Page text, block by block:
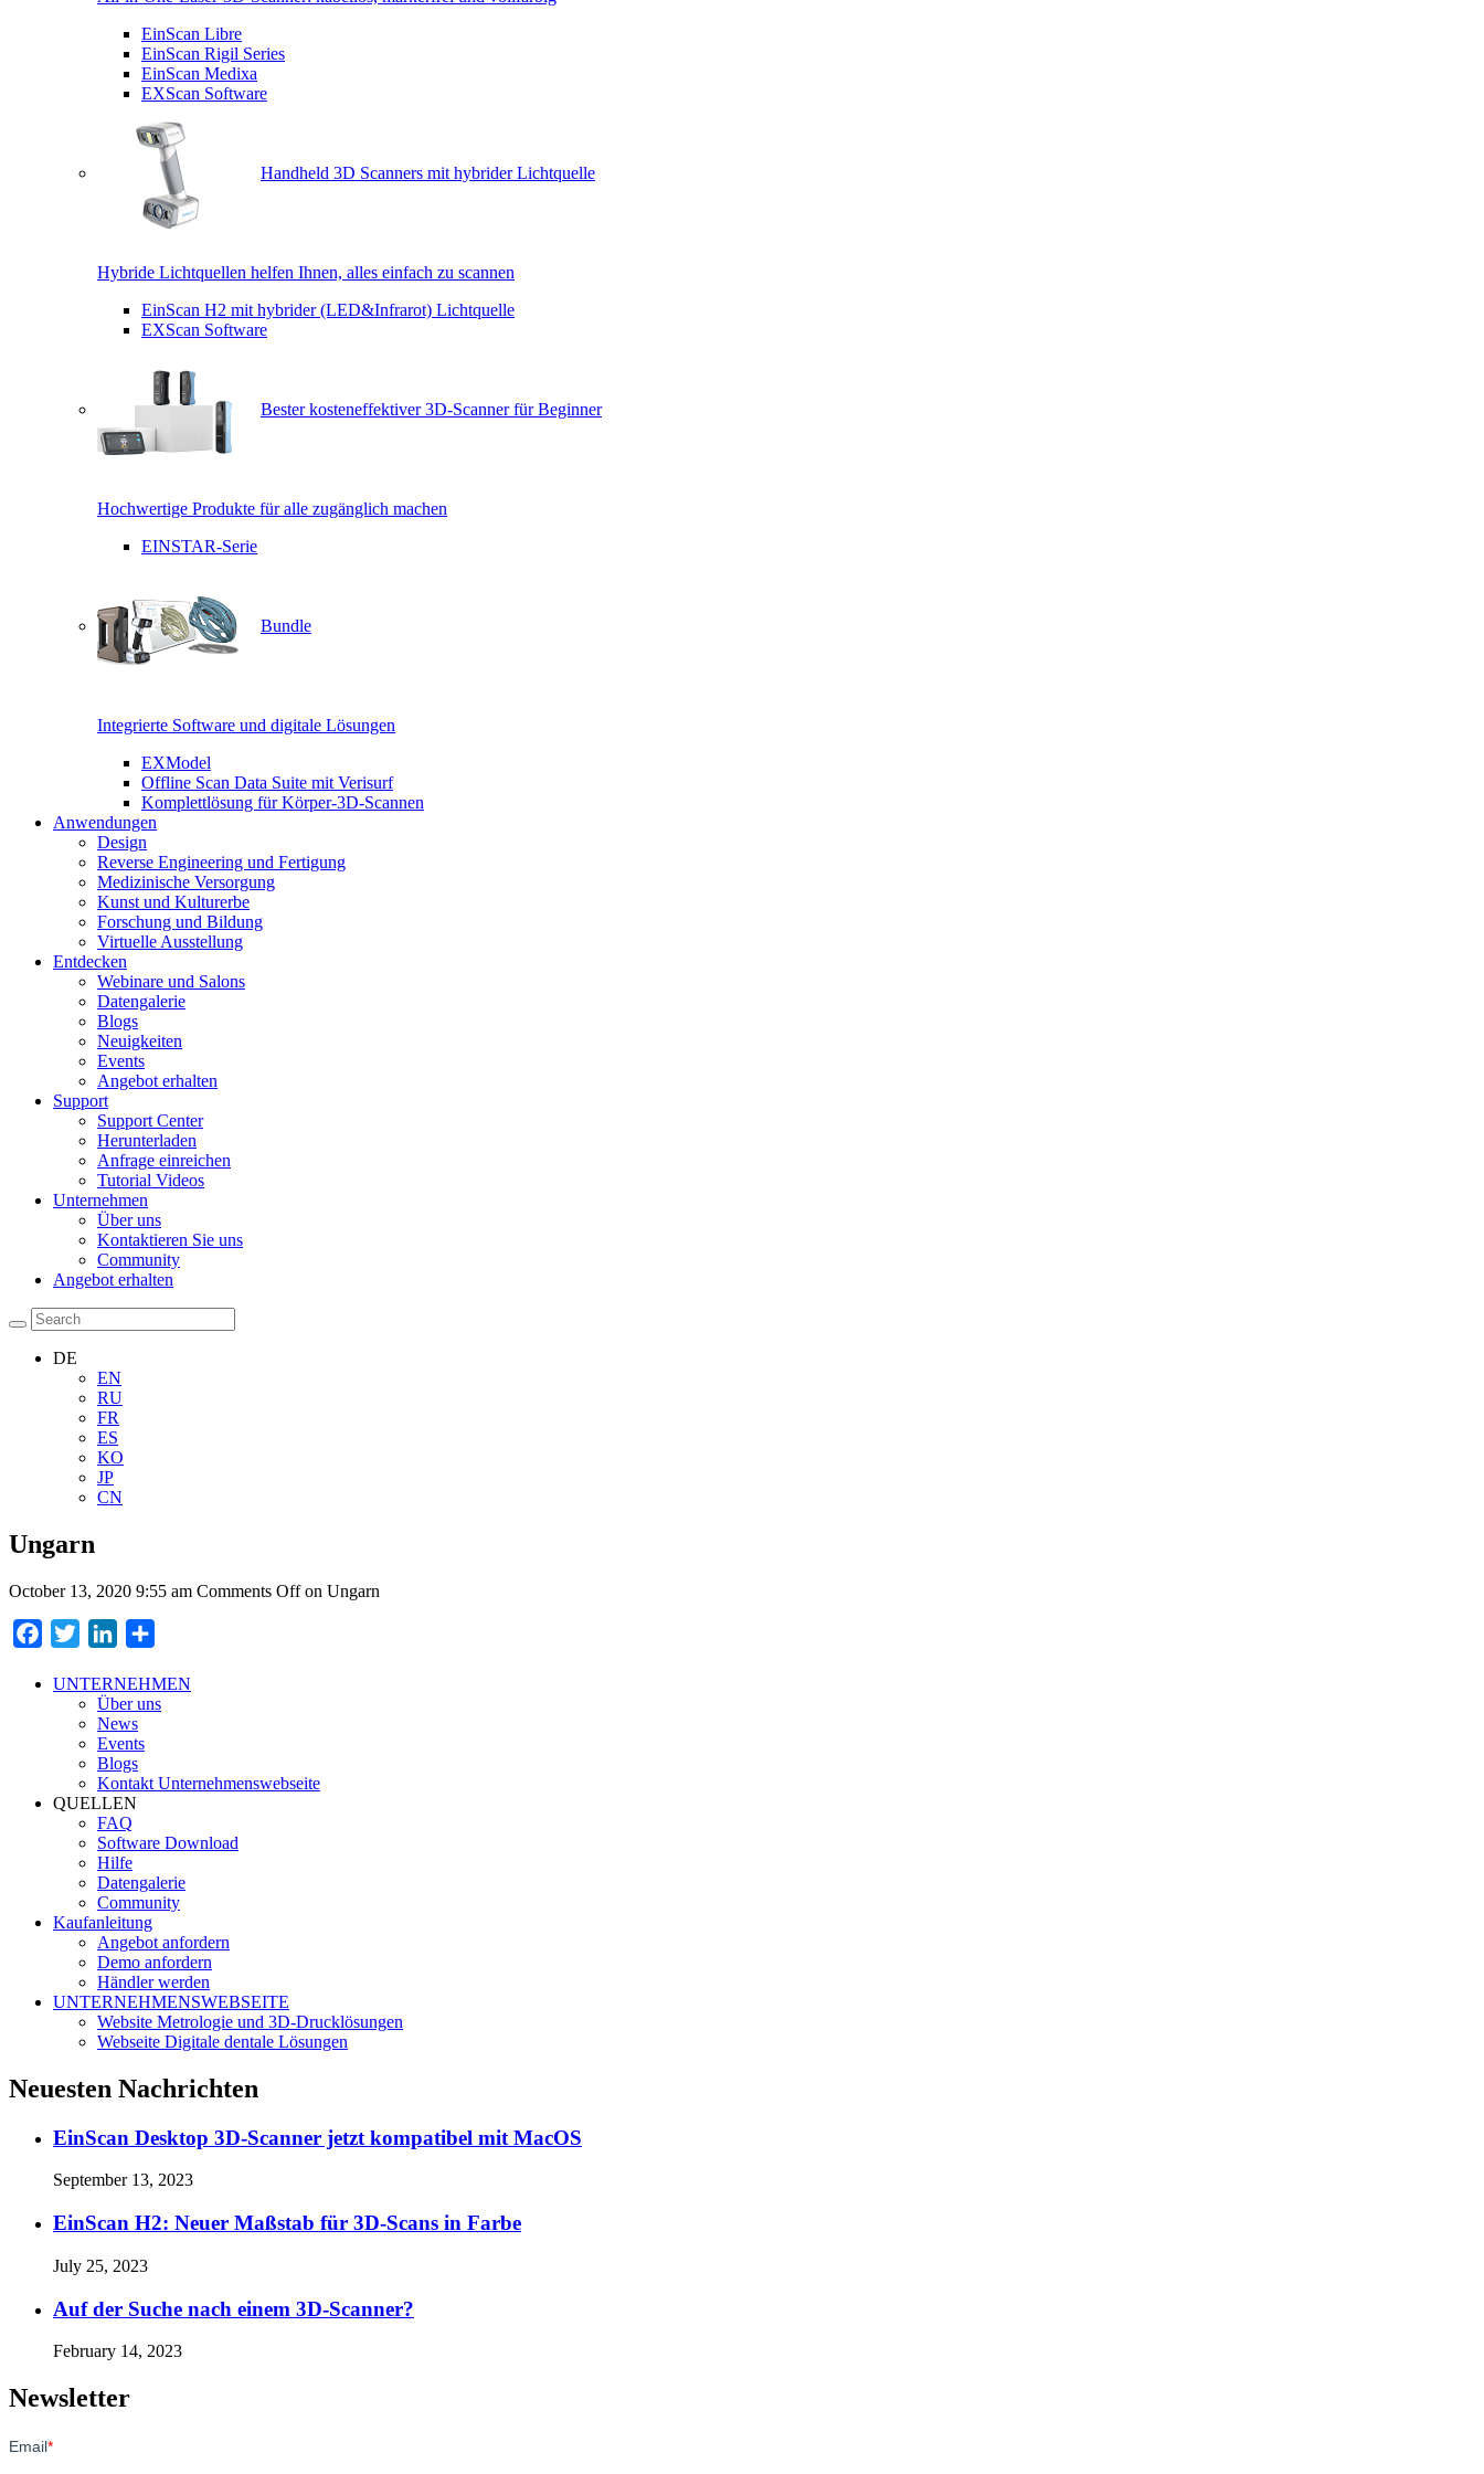
EinScan Libre
EinScan Rigil Series
EinScan Medixa
EXScan Software
Handheld 3D Scanners mit hybrider Lichtquelle
Hybride Lichtquellen helfen Ihnen, alles einfach zu scannen
EinScan H2 mit hybrider (LED&Infrarot) Lichtquelle
EXScan Software
Bester kosteneffektiver 3D-Scanner für Beginner
Hochwertige Produkte für alle zugänglich machen
EINSTAR-Serie
Bundle
Integrierte Software und digitale Lösungen
EXModel
Offline Scan Data Suite mit Verisurf
Komplettlösung für Körper-3D-Scannen
Anwendungen
Design
Reverse Engineering und Fertigung
Medizinische Versorgung
Kunst und Kulturerbe
Forschung und Bildung
Virtuelle Ausstellung
Entdecken
Webinare und Salons
Datengalerie
Blogs
Neuigkeiten
Events
Angebot erhalten
Support
Support Center
Herunterladen
Anfrage einreichen
Tutorial Videos
Unternehmen
Über uns
Kontaktieren Sie uns
Community
Angebot erhalten
DE
EN
RU
FR
ES
KO
JP
CN
Ungarn
October 13, 2020 9:55 am Comments Offon Ungarn
Facebook
Twitter LinkedIn
UNTERNEHMEN
Über uns
News
Events
Blogs
Kontakt Unternehmenswebseite
QUELLEN
FAQ
Software Download
Hilfe
Datengalerie
Community
Kaufanleitung
Angebot anfordern
Demo anfordern
Händler werden
UNTERNEHMENSWEBSEITE
Website Metrologie und 3D-Drucklösungen
Webseite Digitale dentale Lösungen
Neuesten Nachrichten
EinScan Desktop 3D-Scanner jetzt kompatibel mit MacOS
September 13, 2023
EinScan H2: Neuer Maßstab für 3D-Scans in Farbe
July 25, 2023
Auf der Suche nach einem 3D-Scanner?
February 14, 2023
Newsletter